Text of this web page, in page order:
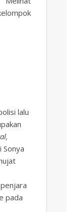
lalu
pada